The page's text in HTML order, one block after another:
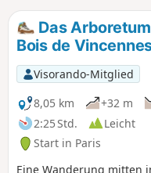
Das
Bois de
Visorando-Mitglied
8,05 km
+32 m
2:25 Std.
Leicht
Start in Paris
Eine Wanderung mitten